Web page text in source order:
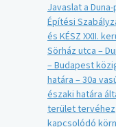
Javaslat a
Építési
és KÉSZ XXII.
Sörház utca –
– Budapest
határa – 30a
északi határa
terület tervéhez
kapcsolódó